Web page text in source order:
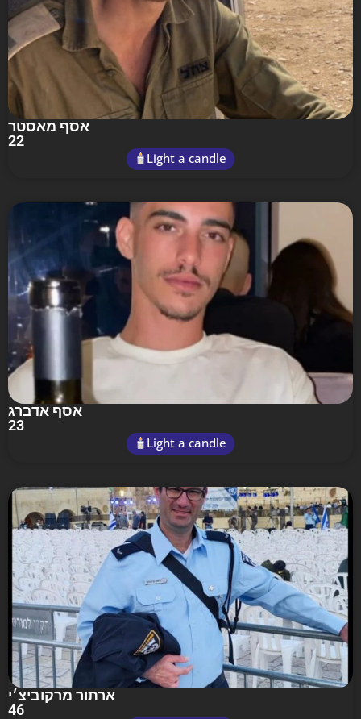
אסף מאסטר
22
Light a candle
אסף אדברג
23
Light a candle
ארתור מרקוביצ׳י
46